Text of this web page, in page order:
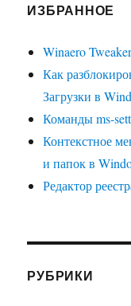
ИЗБРАННОЕ
Winaero
Как
Загрузки в
Команды ms-
Контекстное
и папок в
Редактор
РУБРИКИ